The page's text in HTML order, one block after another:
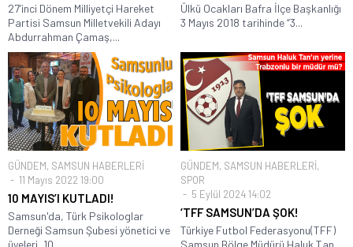
27’inci Dönem Milliyetçi Hareket
Partisi Samsun Milletvekili Adayı
Abdurrahman Çamaş,...
Ülkü Ocakları Bafra İlçe Başkanlığı
3 Mayıs 2018 tarihinde “3...
GÜNDEM, SAMSUN HABERLERİ
11 Mayıs 2022 19:00
10 MAYIS’I KUTLADI!
Samsun'da, Türk Psikologlar
Derneği Samsun Şubesi yönetici ve
üyeleri, 10...
GÜNDEM, SAMSUN HABERLERİ,
SPOR
5 Eylül 2024 14:02
‘TFF SAMSUN’DA ŞOK!
Türkiye Futbol Federasyonu(TFF)
Samsun Bölge Müdürü Haluk Tan